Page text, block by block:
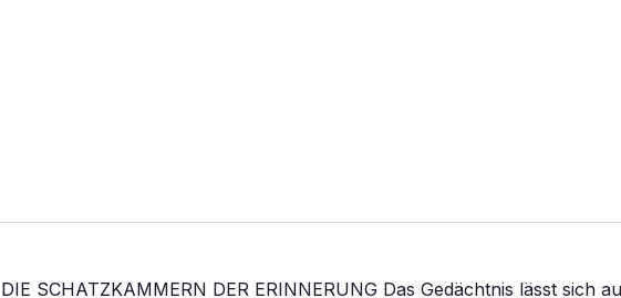
DIE SCHATZKAMMERN DER ERINNERUNG Das Gedächtnis lässt sich